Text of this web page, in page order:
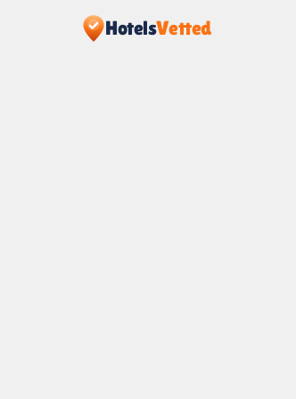
HotelsVetted